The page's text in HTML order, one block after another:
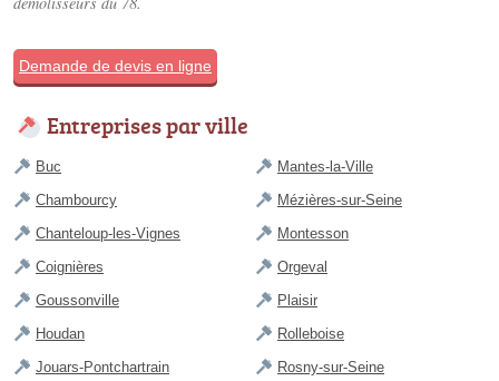
Demande de devis en ligne
Entreprises par ville
Buc
Chambourcy
Chanteloup-les-Vignes
Coignières
Goussonville
Houdan
Jouars-Pontchartrain
Mantes-la-Ville
Mézières-sur-Seine
Montesson
Orgeval
Plaisir
Rolleboise
Rosny-sur-Seine